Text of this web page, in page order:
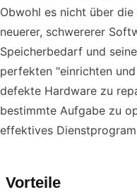
Obwohl es nicht über
neuerer, schwererer
Speicherbedarf und
perfekten "einrichten
defekte Hardware zu
bestimmte Aufgabe zu
effektives
Vorteile